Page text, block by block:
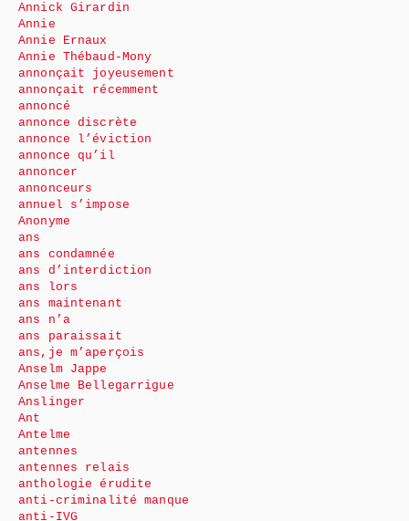
Annick Girardin
Annie
Annie Ernaux
Annie Thébaud-Mony
annonçait joyeusement
annonçait récemment
annoncé
annonce discrète
annonce l’éviction
annonce qu’il
annoncer
annonceurs
annuel s’impose
Anonyme
ans
ans condamnée
ans d’interdiction
ans lors
ans maintenant
ans n’a
ans paraissait
ans,je m’aperçois
Anselm Jappe
Anselme Bellegarrigue
Anslinger
Ant
Antelme
antennes
antennes relais
anthologie érudite
anti-criminalité manque
anti-IVG